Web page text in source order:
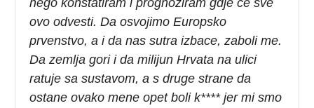
ovo odvesti. Da osvojimo Europsko
prvenstvo, a i da nas sutra izbace, zaboli me.
Da zemlja gori i da milijun Hrvata na ulici
ratuje sa sustavom, a s druge strane da
ostane ovako mene opet boli k**** jer mi smo